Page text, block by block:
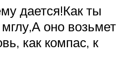
дается!Как ты
оно возьмет
как компас, к